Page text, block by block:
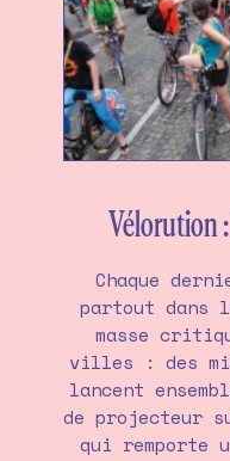
Vélorution
Chaque
partout dans
masse
villes : des
lancent
de projecteur
qui remporte